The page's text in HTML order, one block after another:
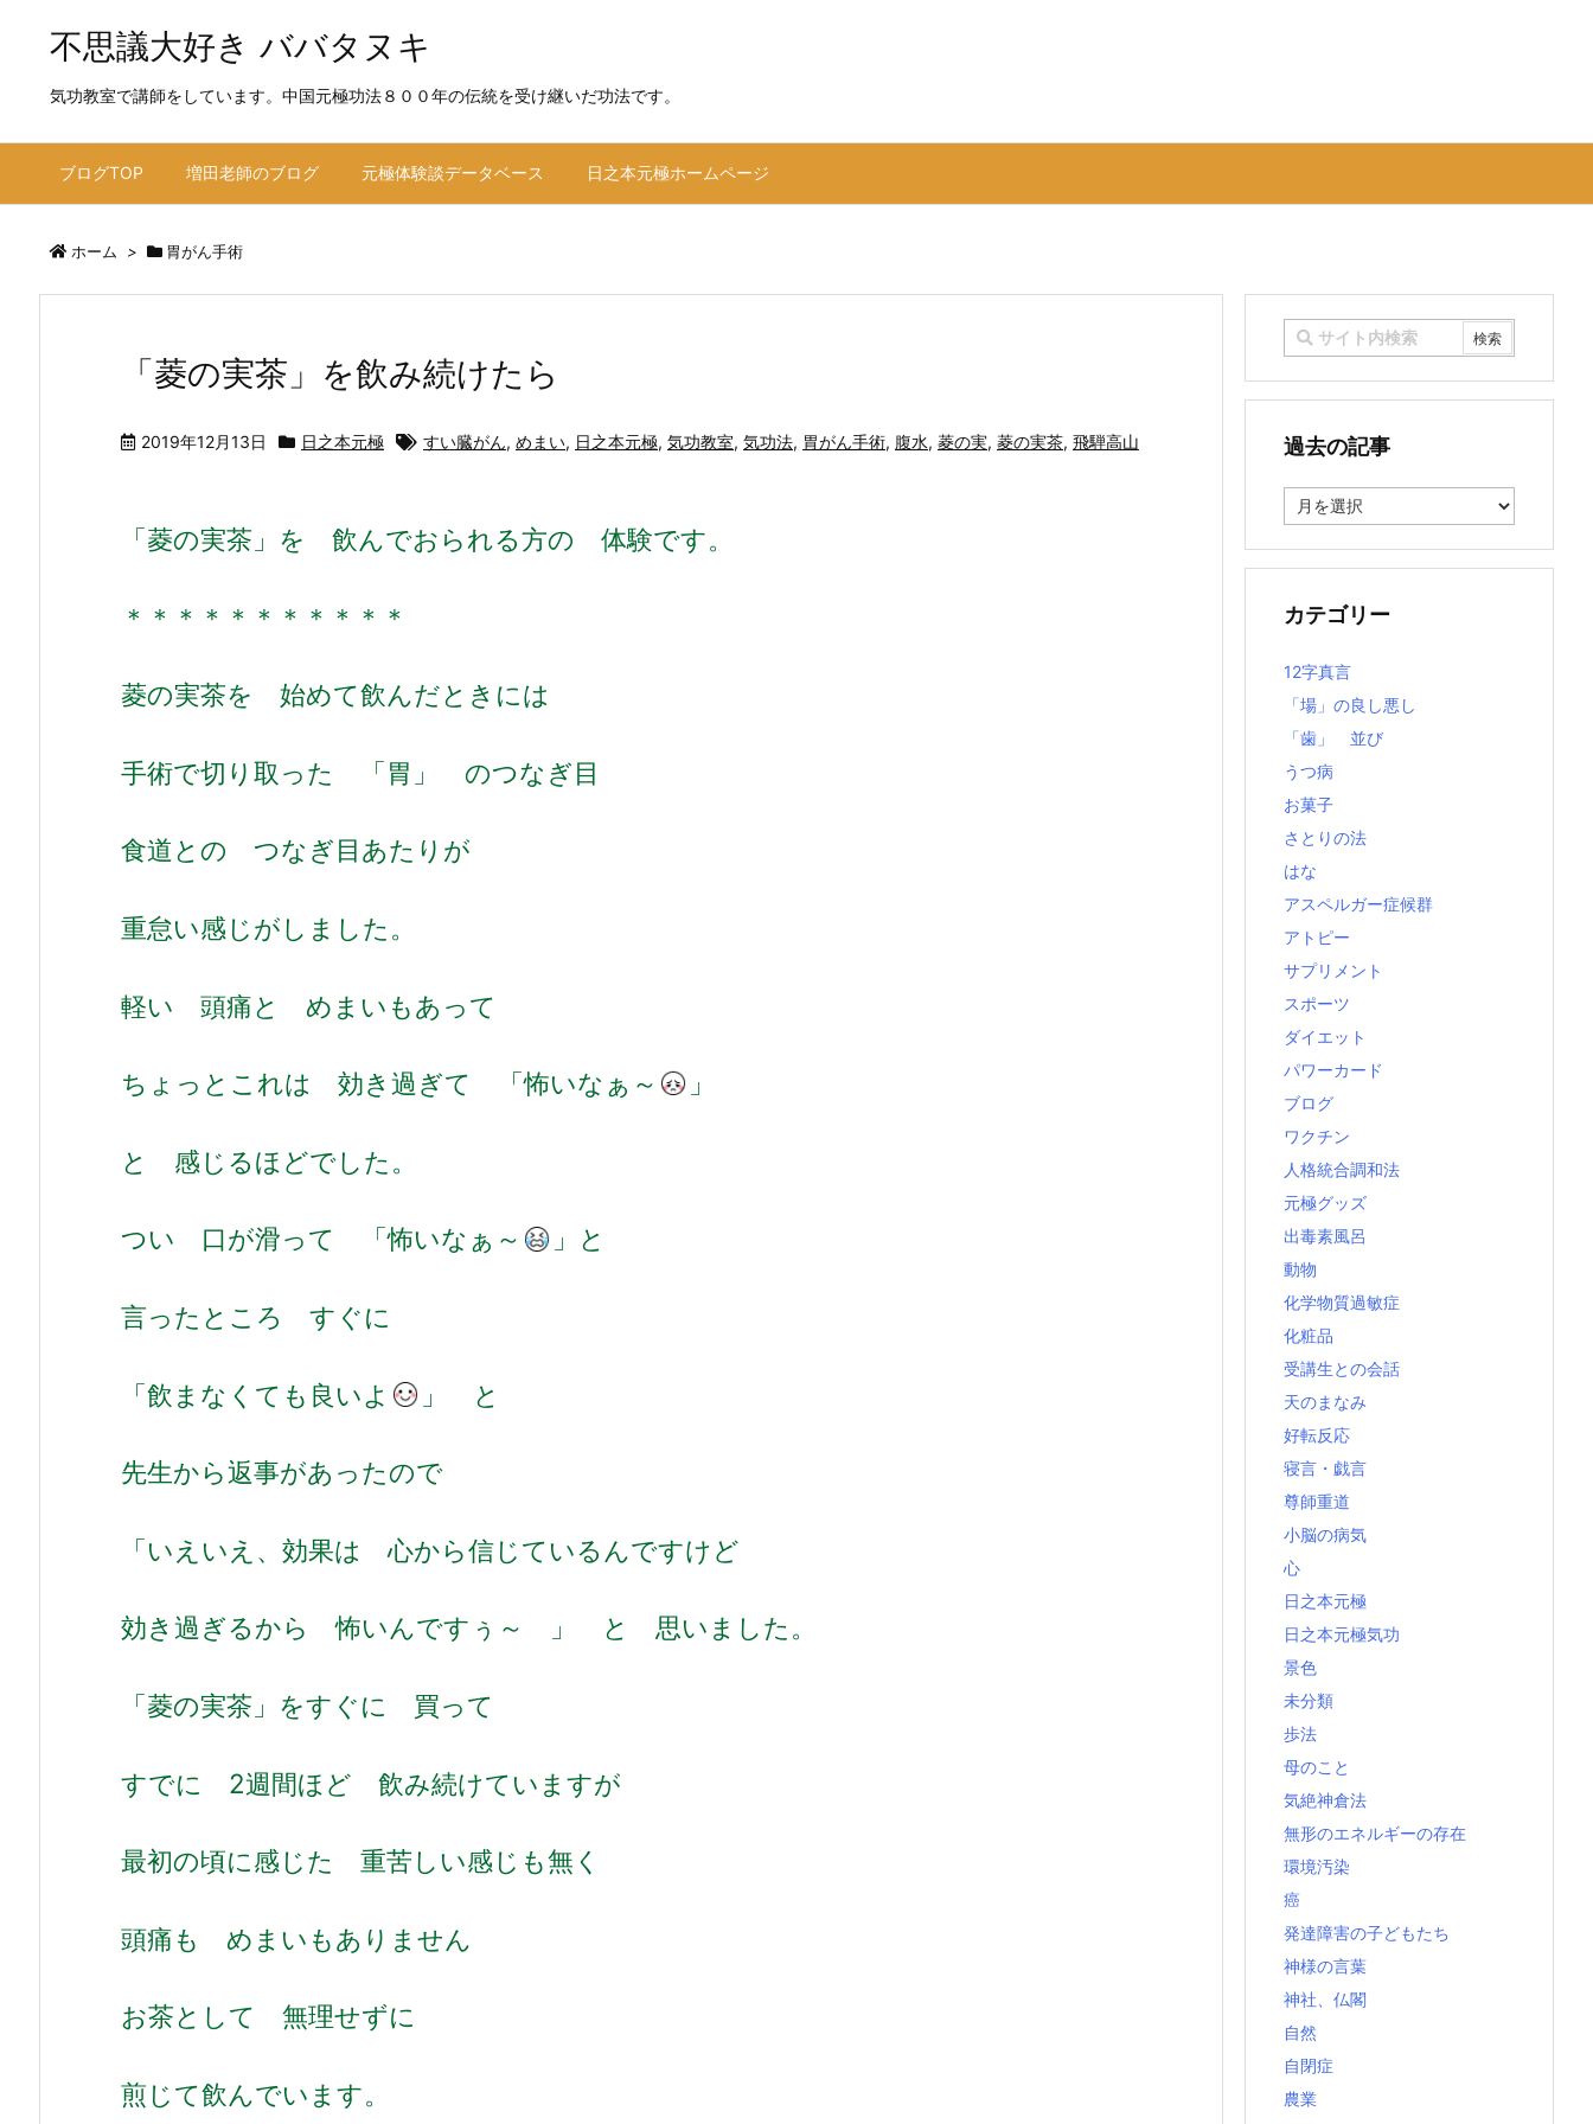
不思議大好き ババタヌキ
気功教室で講師をしています。中国元極功法８００年の伝統を受け継いだ功法です。
ブログTOP 増田老師のブログ 元極体験談データベース 日之本元極ホームページ
ホーム > 胃がん手術
「菱の実茶」を飲み続けたら
2019年12月13日 日之本元極 すい臓がん, めまい, 日之本元極, 気功教室, 気功法, 胃がん手術, 腹水, 菱の実, 菱の実茶, 飛騨高山
「菱の実茶」を 飲んでおられる方の 体験です。
＊＊＊＊＊＊＊＊＊＊＊
菱の実茶を 始めて飲んだときには
手術で切り取った 「胃」 のつなぎ目
食道との つなぎ目あたりが
重怠い感じがしました。
軽い 頭痛と めまいもあって
ちょっとこれは 効き過ぎて 「怖いなぁ～ 」
と 感じるほどでした。
つい 口が滑って 「怖いなぁ～ 」と
言ったところ すぐに
「飲まなくても良いよ 」 と
先生から返事があったので
「いえいえ、効果は 心から信じているんですけど
効き過ぎるから 怖いんですぅ～ 」 と 思いました。
「菱の実茶」をすぐに 買って
すでに 2週間ほど 飲み続けていますが
最初の頃に感じた 重苦しい感じも無く
頭痛も めまいもありません
お茶として 無理せずに
煎じて飲んでいます。
過去の記事
去
記
カテゴリー
12字真言
「場」の良し悪し
「歯」 並び
うつ病
お菓子
さとりの法
はな
アスペルガー症候群
アトピー
サプリメント
スポーツ
ダイエット
パワーカード
ブログ
ワクチン
人格統合調和法
元極グッズ
出毒素風呂
動物
化学物質過敏症
化粧品
受講生との会話
天のまなみ
好転反応
寝言・戯言
尊師重道
小脳の病気
心
日之本元極
日之本元極気功
景色
未分類
歩法
母のこと
気絶神倉法
無形のエネルギーの存在
環境汚染
癌
発達障害の子どもたち
神様の言葉
神社、仏閣
自然
自閉症
農業